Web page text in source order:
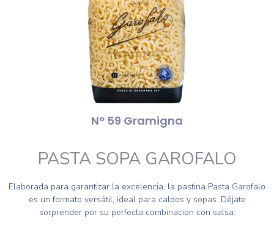
N° 59 Gramigna
PASTA SOPA GAROFALO
Elaborada para garantizar la excelencia, la pastina Pasta Garofalo
es un formato versátil, ideal para caldos y sopas. Déjate
sorprender por su perfecta combinacion con salsa.